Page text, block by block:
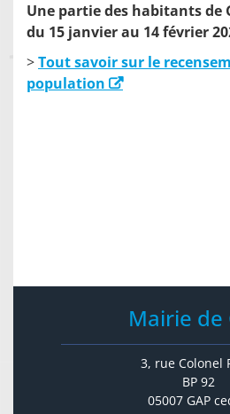
Une partie des habitants de
du 15 janvier au 14 février
>Tout savoir sur le
population
Mairie de
3, rue Colonel
BP 92
05007 GAP